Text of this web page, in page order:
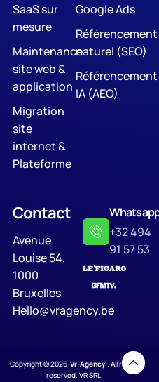
SaaS sur
mesure
Maintenance
site web &
application
Migration
site
internet &
Plateforme
Google Ads
Référencement
naturel (SEO)
Référencement
IA (AEO)
Contact
Avenue
Louise 54,
1000
Bruxelles
Hello@vragency.be
+32 494
91 57 53
Copyright © 2026 Vr-Agency. All rights
reserved. VR SRL